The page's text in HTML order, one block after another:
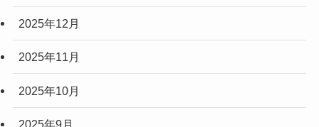
2025年12月
2025年11月
2025年10月
2025年9月